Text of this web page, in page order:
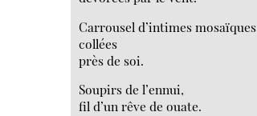
Carrousel d’intimes mosaïques
collées
près de soi.
Soupirs de l’ennui,
fil d’un rêve de ouate.